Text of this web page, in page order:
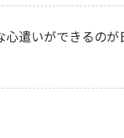
心遣いができるの